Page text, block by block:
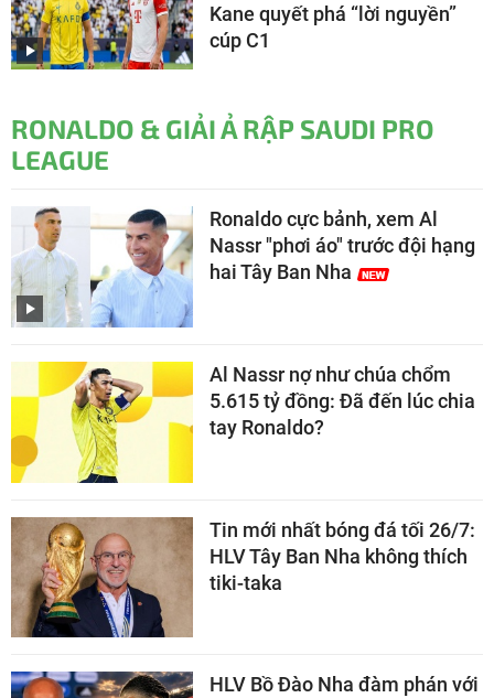
Kane quyết phá “lời nguyền”
cúp C1
RONALDO & GIẢI Ả RẬP SAUDI PRO
LEAGUE
Ronaldo cực bảnh, xem Al
Nassr "phơi áo" trước đội hạng
hai Tây Ban Nha
Al Nassr nợ như chúa chổm
5.615 tỷ đồng: Đã đến lúc chia
tay Ronaldo?
Tin mới nhất bóng đá tối 26/7:
HLV Tây Ban Nha không thích
tiki-taka
HLV Bồ Đào Nha đàm phán với